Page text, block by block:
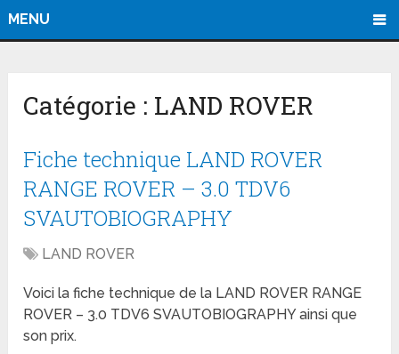
MENU
Catégorie : LAND ROVER
Fiche technique LAND ROVER
RANGE ROVER – 3.0 TDV6
SVAUTOBIOGRAPHY
LAND ROVER
Voici la fiche technique de la LAND ROVER RANGE
ROVER – 3.0 TDV6 SVAUTOBIOGRAPHY ainsi que
son prix.